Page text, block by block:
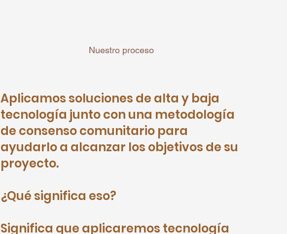
Nuestro proceso
Aplicamos soluciones de alta y baja
tecnología junto con una metodología
de consenso comunitario para
ayudarlo a alcanzar los objetivos de su
proyecto.
¿Qué significa eso?
Significa que aplicaremos tecnología